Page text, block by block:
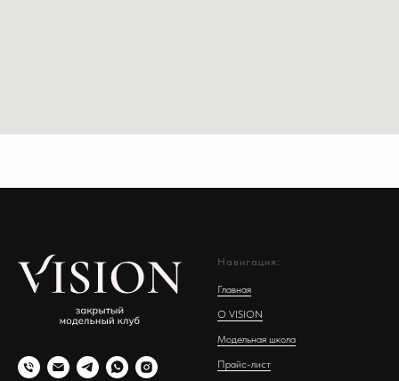
Навигация:
Главная
О VISION
Модельная школа
Прайс-лист